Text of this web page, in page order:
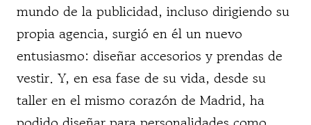
mundo de la publicidad, incluso dirigiendo su
propia agencia, surgió en él un nuevo
entusiasmo: diseñar accesorios y prendas de
vestir. Y, en esa fase de su vida, desde su
taller en el mismo corazón de Madrid, ha